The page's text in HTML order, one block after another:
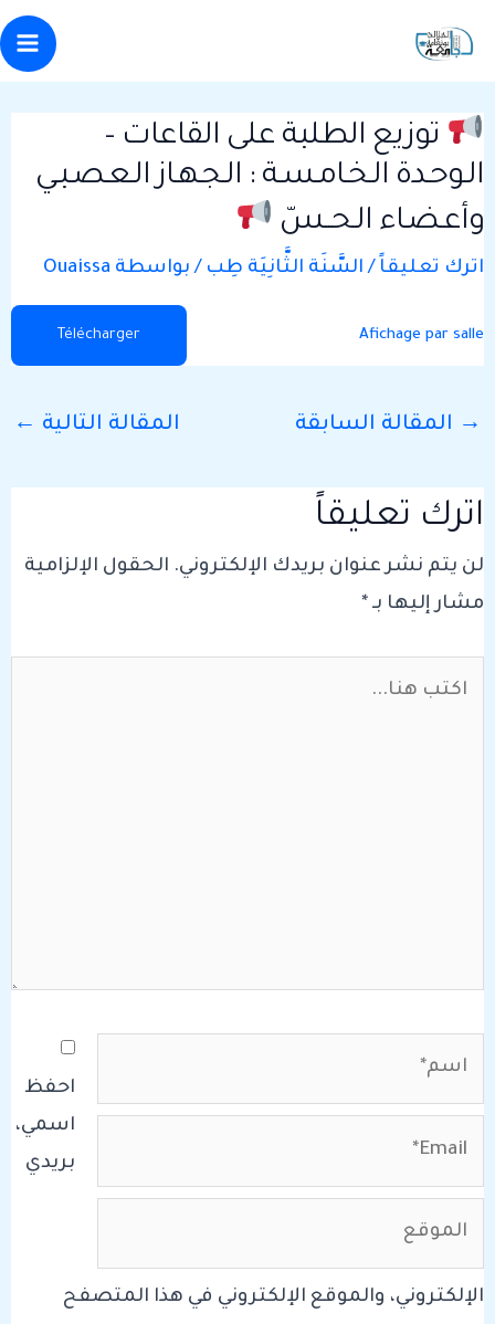
توزيع الطلبة على القاعات –
الـوحـدة الـخـامـسـة : الـجـهـاز الـعـصـبـي
وأعـضـاء الـحــسّ
اترك تعليقاً /السَّنَة الثَّانِيَة طِب/ بواسطة Ouaissa
Afichage par salle
Télécharger
navigation
→المقالة السابقة المقالة التالية←
اترك تعليقاً
لن يتم نشر عنوان بريدك الإلكتروني. الحقول الإلزامية
مشار إليها بـ*
احفظ
اسمي،
بريدي
الإلكتروني، والموقع الإلكتروني في هذا المتصفح